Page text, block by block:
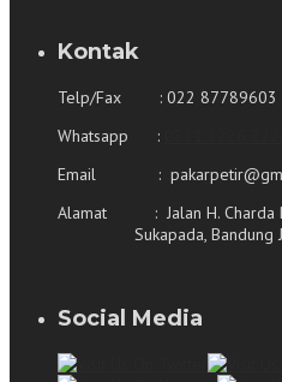
Kontak
Telp/Fax : 022 87789603
Whatsapp :
Email :
Alamat : Jalan H.
Sukapada, Bandung
Social Media